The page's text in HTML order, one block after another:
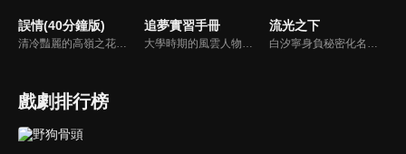
誤情(40分鐘版)
清冷豔麗的高嶺之花江時淺在遭受霸淩、暴力等一系列事件後，華麗蛻變逆襲歸來，用一場精心策劃強勢開啟自己的復仇之路，最終收穫內心救贖與愛情的故事。
追夢實習手冊
大學時期的風雲人物，文學女神沈安與泰拳男神許北，機緣巧合下在工作中相遇，兩個原本該在夢想賽道上發光發亮的年輕人在社會的重壓下逐漸喪失夢想。再次碰面的兩人，漸漸解開心結，並在互相了解、激勵的過程中互生愛慕。
流光之下
白汐寧身負秘密化名進入國內珠寶巨頭東辰集團，憑藉非凡的才華和毅力一路打拼逆襲，與林弈在職場博弈的過程中逐漸抽絲剝繭出隱藏多年的真相。
戲劇排行榜